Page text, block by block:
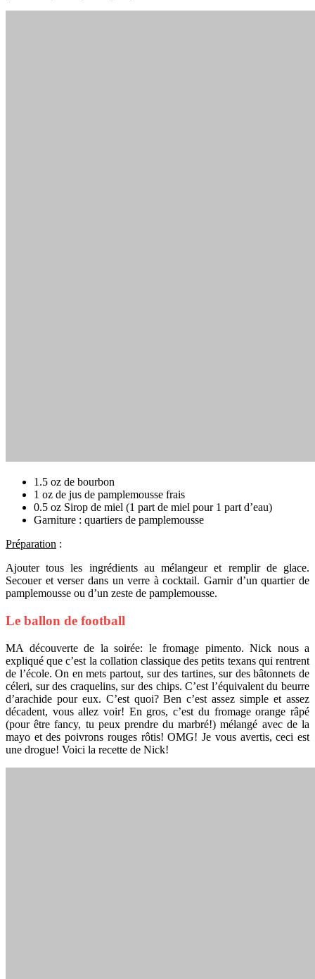
1.5 oz de bourbon
1 oz de jus de pamplemousse frais
0.5 oz Sirop de miel (1 part de miel pour 1 part d’eau)
Garniture : quartiers de pamplemousse
Préparation :
Ajouter tous les ingrédients au mélangeur et remplir de glace.
Secouer et verser dans un verre à cocktail. Garnir d’un quartier de
pamplemousse ou d’un zeste de pamplemousse.
Le ballon de football
MA découverte de la soirée: le fromage pimento. Nick nous a
expliqué que c’est la collation classique des petits texans qui rentrent
de l’école. On en mets partout, sur des tartines, sur des bâtonnets de
céleri, sur des craquelins, sur des chips. C’est l’équivalent du beurre
d’arachide pour eux. C’est quoi? Ben c’est assez simple et assez
décadent, vous allez voir! En gros, c’est du fromage orange râpé
(pour être fancy, tu peux prendre du marbré!) mélangé avec de la
mayo et des poivrons rouges rôtis! OMG! Je vous avertis, ceci est
une drogue! Voici la recette de Nick!